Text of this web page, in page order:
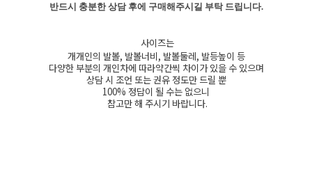
반드시 충분한 상담 후에 구매해주시길 부탁 드립니다.
사이즈는
개개인의 발볼, 발볼너비, 발볼둘레, 발등높이 등
다양한 부분의 개인차에 따라약간씩 차이가 있을 수 있으며
상담 시 조언 또는 권유 정도만 드릴 뿐
100% 정답이 될 수는 없으니
참고만 해 주시기 바랍니다.